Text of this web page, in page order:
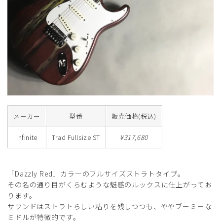
メーカー 型番 販売価格(税込)
Infinite Trad Fullsize ST ¥317,680
「Dazzly Red」カラーのフルサイズストラトタイプ。
その名の通り目がくらむような魅惑のルックスに仕上がってお
ります。
サウンドはストラトらしい粘りを残しつつも、ややブーミーな
ミドルが特徴的です。